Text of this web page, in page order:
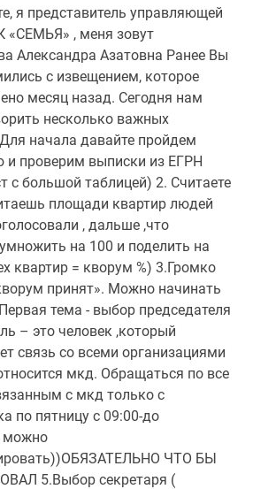
я представитель управляющей
«СЕМЬЯ» , меня зовут
Александра Азатовна Ранее Вы
с извещением, которое
месяц назад. Сегодня нам
несколько важных
начала давайте пройдем
и проверим выписки из ЕГРН
с большой таблицей) 2. Считаете
площади квартир людей
, дальше ,что
на 100 и поделить на
квартир = кворум %) 3.Громко
принят». Можно начинать
тема - выбор председателя
– это человек ,который
связь со всеми организациями
мкд. Обращаться по все
с мкд только с
по пятницу с 09:00-до
можно
ЧТО БЫ
5.Выбор секретаря (